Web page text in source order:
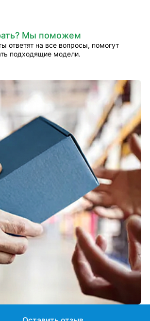
Мы поможем
ответят на все вопросы, помогут
подходящие модели.